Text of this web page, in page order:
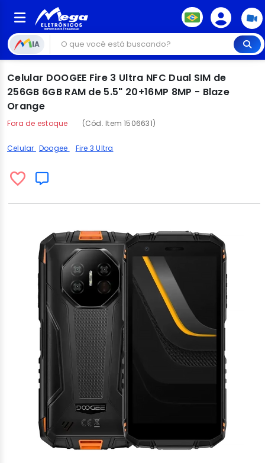
IA
Celular DOOGEE Fire 3 Ultra NFC Dual SIM de
256GB 6GB RAM de 5.5" 20+16MP 8MP - Blaze
Orange
Fora de estoque (Cód. Item 1506631)
Celular Doogee Fire 3 Ultra